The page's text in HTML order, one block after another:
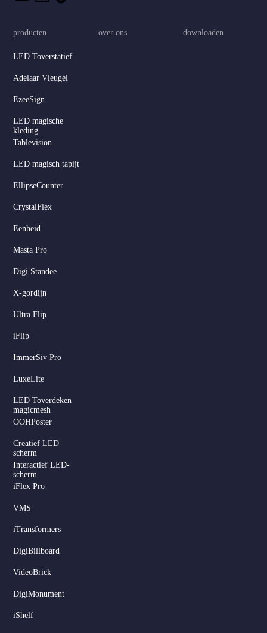
producten
LED Toverstatief
Adelaar Vleugel
EzeeSign
LED magische
kleding
Tablevision
LED magisch tapijt
EllipseCounter
CrystalFlex
Eenheid
Masta Pro
Digi Standee
X-gordijn
Ultra Flip
iFlip
ImmerSiv Pro
LuxeLite
LED Toverdeken
magicmesh
OOHPoster
Creatief LED-
scherm
Interactief LED-
scherm
iFlex Pro
VMS
iTransformers
DigiBillboard
VideoBrick
DigiMonument
iShelf
over ons downloaden
Hindi
Serbian